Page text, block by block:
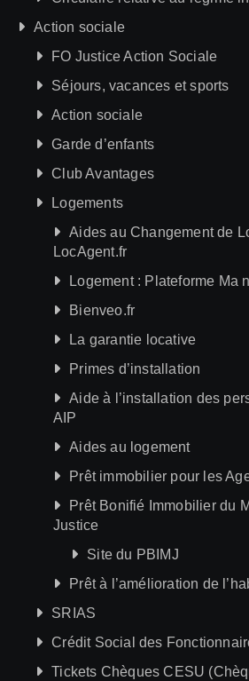
Action sociale
FO Justice Action Sociale
Séjours, vacances et sports
Action sociale
Garde d’enfants
Club Avantages
Logements
Aides au Changement de
LocAgent.fr
Logement : Plateforme Ma
Bienveo.fr
La garantie locative
Primes d’installation
Aide à l’installation des
AIP
Aides au logement
Prêt immobilier pour les
Prêt Bonifié Immobilier du
Justice
Site du PBIMJ
Prêt à l’amélioration de
SRIAS
Crédit Social des
Tickets Chèques CESU